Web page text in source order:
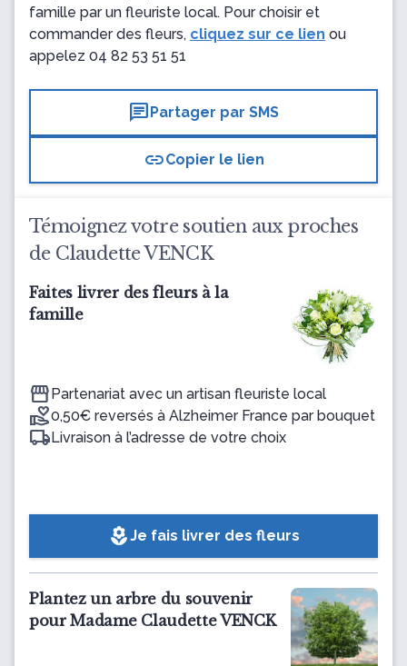
famille par un fleuriste local. Pour choisir et
commander des fleurs, cliquez sur ce lien ou
appelez 04 82 53 51 51
chatPartager par SMS
linkCopier le lien
Témoignez votre soutien aux proches
de Claudette VENCK
Faites livrer des fleurs à la
famille
Partenariat avec un artisan fleuriste local
0,50€ reversés à Alzheimer France par bouquet
Livraison à l’adresse de votre choix
local_floristJe fais livrer des fleurs
Plantez un arbre du souvenir
pour Madame Claudette VENCK